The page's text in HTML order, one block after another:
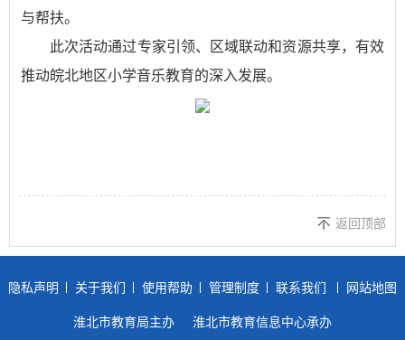
与帮扶。
此次活动通过专家引领、区域联动和资源共享，有效
推动皖北地区小学音乐教育的深入发展。
返回顶部
隐私声明 关于我们 使用帮助 管理制度 联系我们 网站地图
淮北市教育局主办
淮北市教育信息中心承办